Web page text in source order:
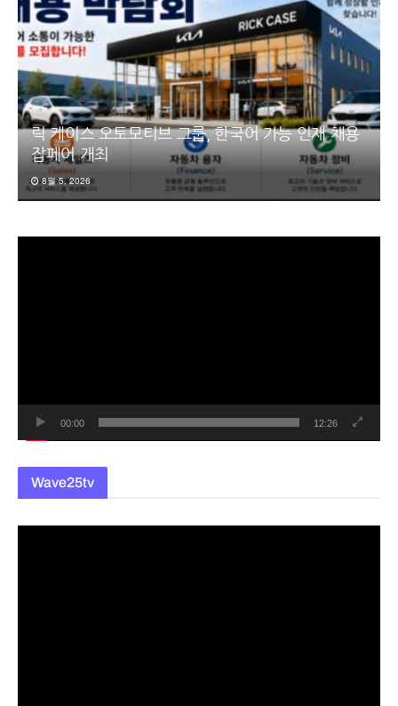
릭 케이스 오토모티브 그룹, 한국어 가능 인재 채용
잡페어 개최
8월 5, 2026
00:00 12:26
Wave25tv